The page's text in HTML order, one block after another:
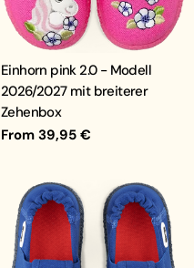
Einhorn pink 2.0 - Modell
2026/2027 mit breiterer
Zehenbox
Regular
From 39,95 €